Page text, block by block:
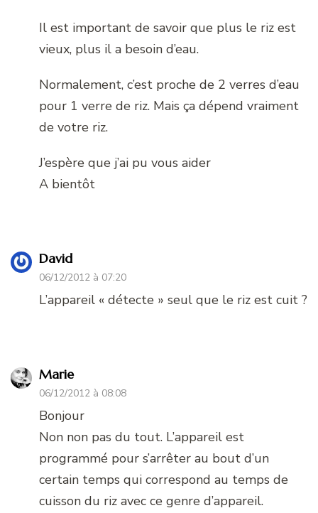
Il est important de savoir que plus le riz est
vieux, plus il a besoin d’eau.
Normalement, c’est proche de 2 verres d’eau
pour 1 verre de riz. Mais ça dépend vraiment
de votre riz.
J’espère que j’ai pu vous aider
A bientôt
David
06/12/2012 à 07:20
L’appareil « détecte » seul que le riz est cuit ?
Marie
06/12/2012 à 08:08
Bonjour
Non non pas du tout. L’appareil est
programmé pour s’arrêter au bout d’un
certain temps qui correspond au temps de
cuisson du riz avec ce genre d’appareil.